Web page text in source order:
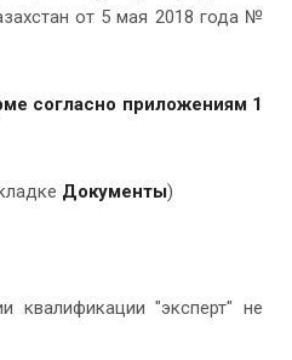
от 5 мая 2018 года №
согласно приложениям 1
Документы)
квалификации "эксперт" не